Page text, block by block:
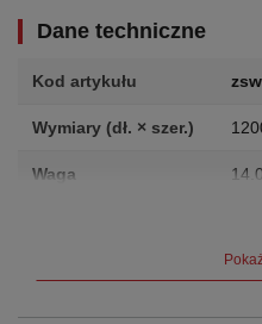
Dane techniczne
Kod artykułu
Wymiary (dł. × szer.)
Waga
12
Certyfikat